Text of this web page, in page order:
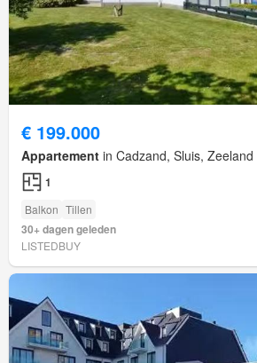
€ 199.000
Appartement in Cadzand, Sluis, Zeeland
1
Balkon Tillen
30+ dagen geleden
LISTEDBUY